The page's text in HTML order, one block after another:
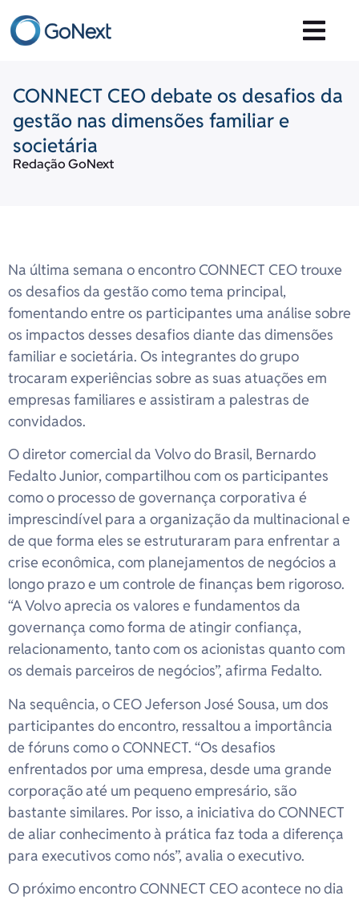
CONNECT CEO debate os desafios da
gestão nas dimensões familiar e
societária
Redação GoNext
Na última semana o encontro CONNECT CEO trouxe
os desafios da gestão como tema principal,
fomentando entre os participantes uma análise sobre
os impactos desses desafios diante das dimensões
familiar e societária. Os integrantes do grupo
trocaram experiências sobre as suas atuações em
empresas familiares e assistiram a palestras de
convidados.
O diretor comercial da Volvo do Brasil, Bernardo
Fedalto Junior, compartilhou com os participantes
como o processo de governança corporativa é
imprescindível para a organização da multinacional e
de que forma eles se estruturaram para enfrentar a
crise econômica, com planejamentos de negócios a
longo prazo e um controle de finanças bem rigoroso.
“A Volvo aprecia os valores e fundamentos da
governança como forma de atingir confiança,
relacionamento, tanto com os acionistas quanto com
os demais parceiros de negócios”, afirma Fedalto.
Na sequência, o CEO Jeferson José Sousa, um dos
participantes do encontro, ressaltou a importância
de fóruns como o CONNECT. “Os desafios
enfrentados por uma empresa, desde uma grande
corporação até um pequeno empresário, são
bastante similares. Por isso, a iniciativa do CONNECT
de aliar conhecimento à prática faz toda a diferença
para executivos como nós”, avalia o executivo.
O próximo encontro CONNECT CEO acontece no dia